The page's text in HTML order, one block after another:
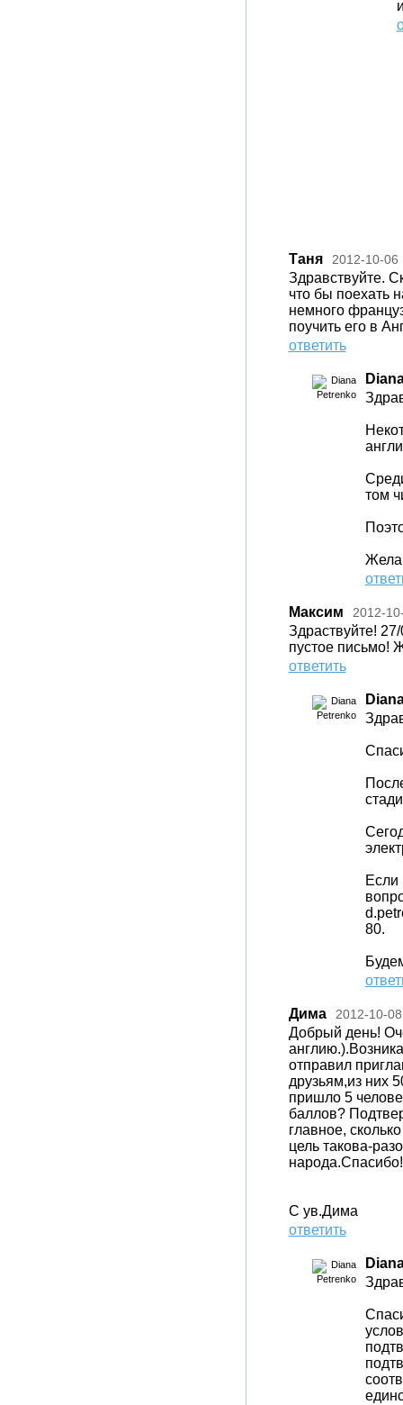
Таня 2012-10-06
Здравствуйте.
что бы поехать
немного
поучить его в
ответить
том
Максим 2012-
Здраствуйте!
пустое письмо!
ответить
Если
80.
Дима 2012-10-08
Добрый день!
отправил
друзьям,из них
пришло 5
баллов?
главное,
цель такова-
народа.Спасибо!
С ув.Дима
ответить